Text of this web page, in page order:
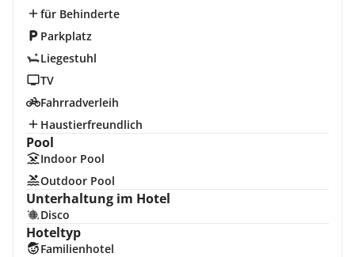
für Behinderte
Parkplatz
Liegestuhl
TV
Fahrradverleih
Haustierfreundlich
Pool
Indoor Pool
Outdoor Pool
Unterhaltung im Hotel
Disco
Hoteltyp
Familienhotel